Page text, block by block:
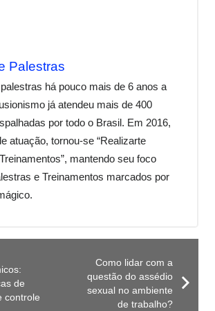
Palestras
há pouco mais de 6 anos a
já atendeu mais de 400
por todo o Brasil. Em 2016,
atuação, tornou-se “Realizarte
mantendo seu foco
e Treinamentos marcados por
de
controle
Como lidar com a
questão do assédio
sexual no ambiente
de trabalho?